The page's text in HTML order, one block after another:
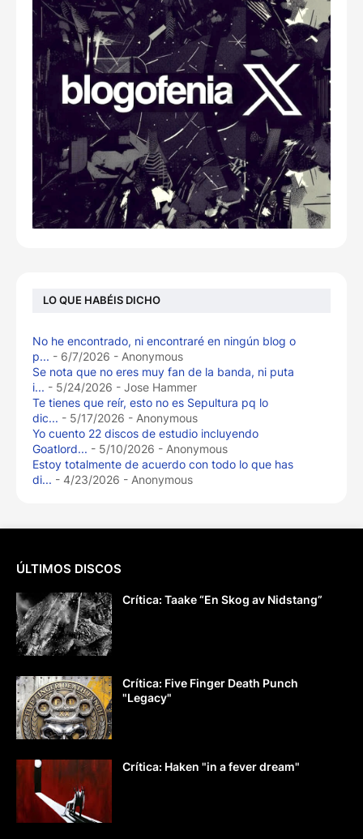
LO QUE HABÉIS DICHO
No he encontrado, ni encontraré en ningún blog o
p... - 6/7/2026 - Anonymous
Se nota que no eres muy fan de la banda, ni puta
i... - 5/24/2026 - Jose Hammer
Te tienes que reír, esto no es Sepultura pq lo
dic... - 5/17/2026 - Anonymous
Yo cuento 22 discos de estudio incluyendo
Goatlord... - 5/10/2026 - Anonymous
Estoy totalmente de acuerdo con todo lo que has
di... - 4/23/2026 - Anonymous
ÚLTIMOS DISCOS
Crítica: Taake “En Skog av Nidstang”
Crítica: Five Finger Death Punch
"Legacy"
Crítica: Haken "in a fever dream"